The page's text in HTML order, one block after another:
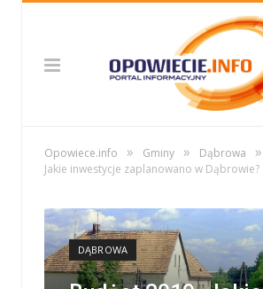
Opowiece.info » Gminy » Dąbrowa »
Jakie inwestycje zaplanowano w Dąbrowie?
DĄBROWA